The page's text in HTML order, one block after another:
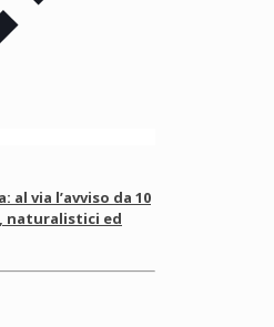
al via l’avviso da 10
naturalistici ed